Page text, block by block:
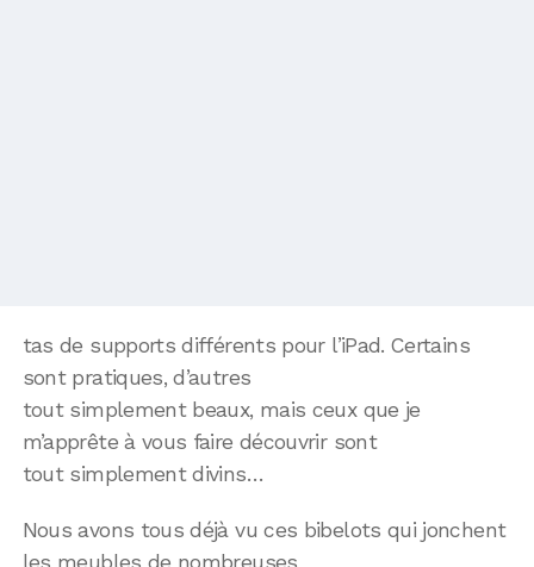
tas de supports différents pour l’iPad. Certains
sont pratiques, d’autres
tout simplement beaux, mais ceux que je
m’apprête à vous faire découvrir sont
tout simplement divins…
Nous avons tous déjà vu ces bibelots qui jonchent
les meubles de nombreuses